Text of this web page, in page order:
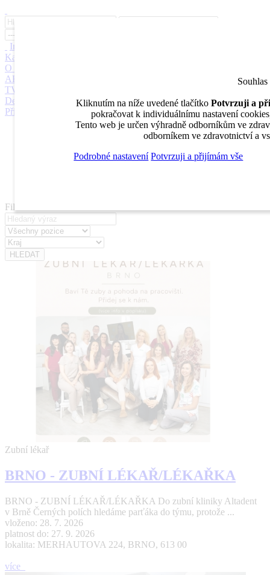
Inzerce
Kariérní poradenství
O nás
AKADEMIE
STOMATEAM
TV
DentalJobs.cz
menu search
Přihlásit
Pro inzerenty
Filtrovat
Zubní lékař
BRNO - ZUBNÍ LÉKAŘ/LÉKAŘKA
BRNO - ZUBNÍ LÉKAŘ/LÉKAŘKA Do zubní kliniky Altadent
v Brně Černých polích hledáme parťáka do týmu, protože ...
vloženo: 28. 7. 2026
platnost do: 27. 9. 2026
lokalita: MERHAUTOVA 224, BRNO, 613 00
více
Kliknutím na níže uvedené tlačítko Potvrzuji a
pokračovat k individuálnímu nastavení
Tento web je určen výhradně odborníkům ve
odborníkem ve zdravotnictví a
Podrobné nastavení Potvrzuji a přijímám vše